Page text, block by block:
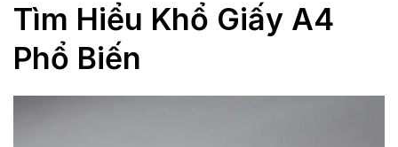
Tìm Hiểu Khổ Giấy A4
Phổ Biến